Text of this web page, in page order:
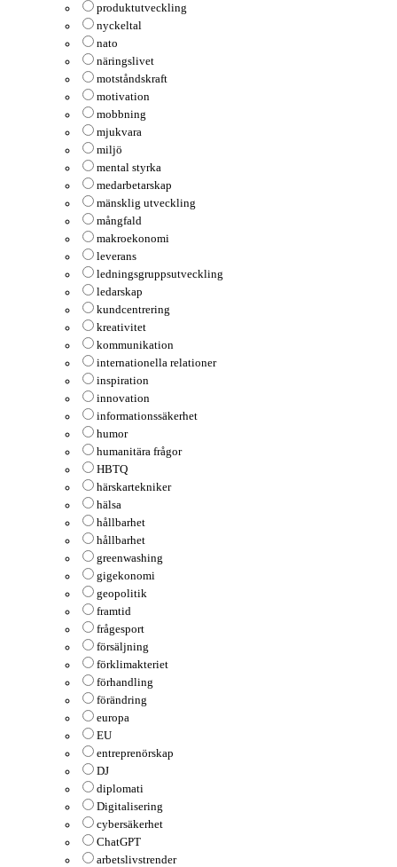
produktutveckling
nyckeltal
nato
näringslivet
motståndskraft
motivation
mobbning
mjukvara
miljö
mental styrka
medarbetarskap
mänsklig utveckling
mångfald
makroekonomi
leverans
ledningsgruppsutveckling
ledarskap
kundcentrering
kreativitet
kommunikation
internationella relationer
inspiration
innovation
informationssäkerhet
humor
humanitära frågor
HBTQ
härskartekniker
hälsa
hållbarhet
hållbarhet
greenwashing
gigekonomi
geopolitik
framtid
frågesport
försäljning
förklimakteriet
förhandling
förändring
europa
EU
entreprenörskap
DJ
diplomati
Digitalisering
cybersäkerhet
ChatGPT
arbetslivstrender